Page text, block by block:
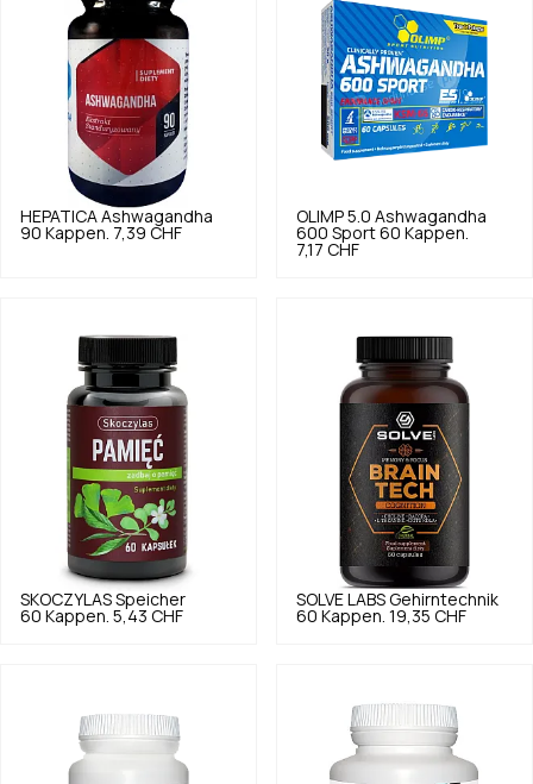
HEPATICA Ashwagandha
90 Kappen. 7,39 CHF
OLIMP 5.0 Ashwagandha
600 Sport 60 Kappen.
7,17 CHF
SKOCZYLAS Speicher
60 Kappen. 5,43 CHF
SOLVE LABS Gehirntechnik
60 Kappen. 19,35 CHF